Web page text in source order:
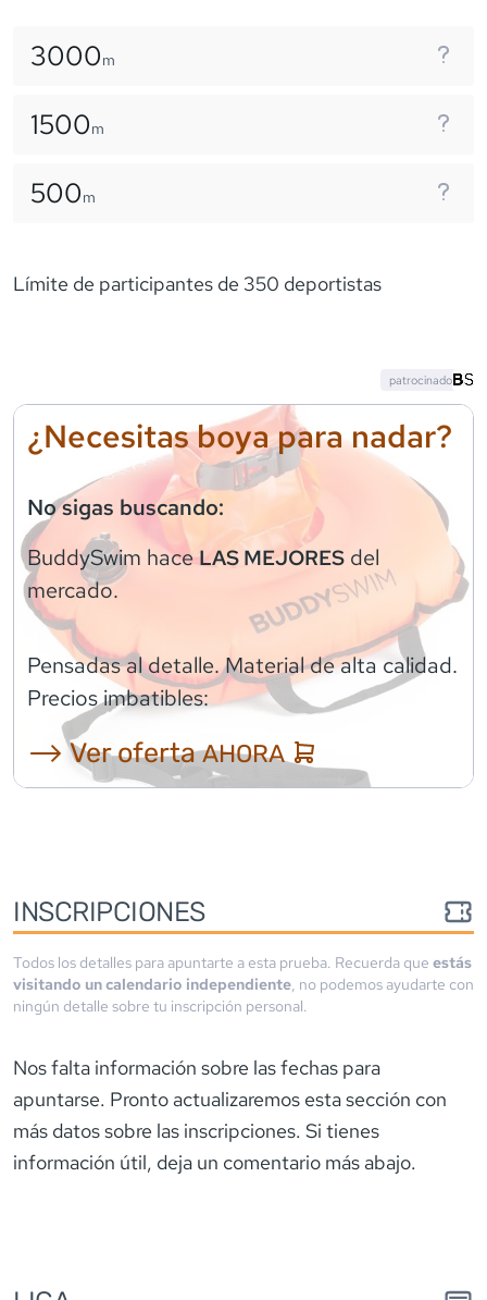
3000m
1500m
500m
Límite de participantes de 350 deportistas
¿Necesitas boya para nadar?
No sigas buscando:
BuddySwim haceLAS MEJORES del
mercado.
Pensadas al detalle. Material de alta calidad.
Precios imbatibles:
⟶ Ver ofertaAHORA
patrocinado
INSCRIPCIONES
Todos los detalles para apuntarte a esta prueba. Recuerda que estás
visitando un calendario independiente, no podemos ayudarte con
ningún detalle sobre tu inscripción personal.
Nos falta información sobre las fechas para
apuntarse. Pronto actualizaremos esta sección con
más datos sobre las inscripciones. Si tienes
información útil, deja un comentario más abajo.